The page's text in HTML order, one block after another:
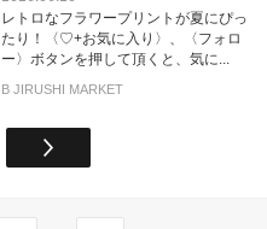
レトロなフラワープリントが夏にぴっ
たり！〈♡+お気に入り〉、〈フォロ
ー〉ボタンを押して頂くと、気に...
B JIRUSHI MARKET